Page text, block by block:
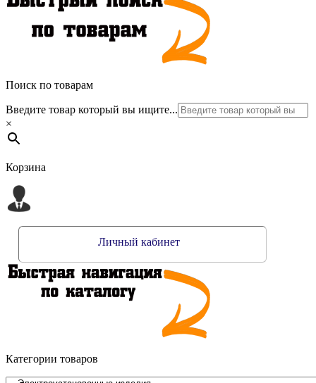
Поиск по товарам
Введите товар который вы ищите...
×
Корзина
Личный кабинет
Категории товаров